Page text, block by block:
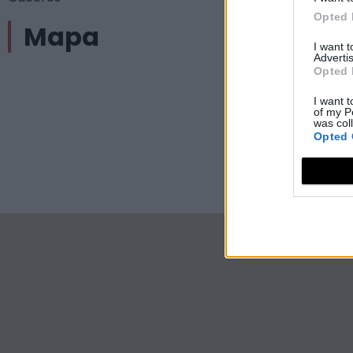
Opted
I want
Opted
I want
of my
was
Opted
Mapa